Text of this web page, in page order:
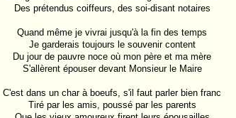
Des prétendus coiffeurs, des soi-disant notaires
Quand même je vivrai jusqu'à la fin des temps
Je garderais toujours le souvenir content
Du jour de pauvre noce où mon père et ma mère
S'allèrent épouser devant Monsieur le Maire
C'est dans un char à boeufs, s'il faut parler bien franc
Tiré par les amis, poussé par les parents